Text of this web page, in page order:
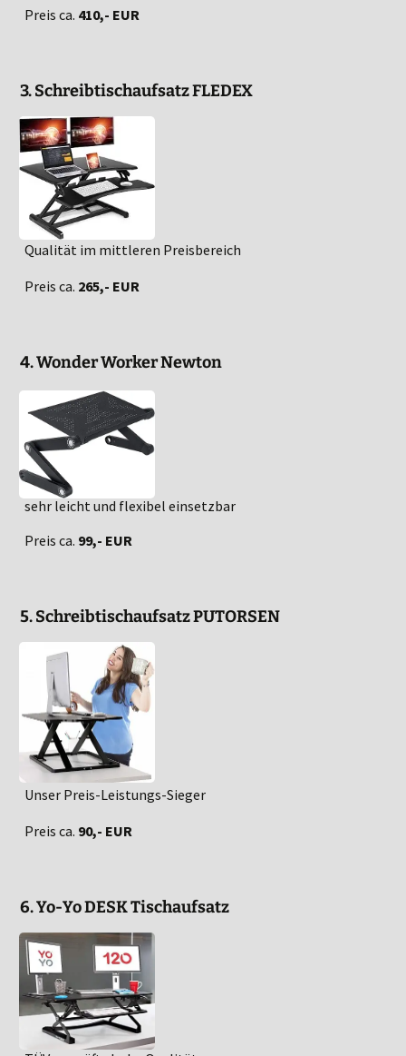
Preis ca. 410,- EUR
3. Schreibtischaufsatz FLEDEX
Qualität im mittleren Preisbereich
Preis ca. 265,- EUR
4. Wonder Worker Newton
sehr leicht und flexibel einsetzbar
Preis ca. 99,- EUR
5. Schreibtischaufsatz PUTORSEN
Unser Preis-Leistungs-Sieger
Preis ca. 90,- EUR
6. Yo-Yo DESK Tischaufsatz